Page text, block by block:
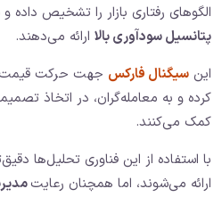
الگوهای رفتاری بازار را تشخیص داده
پتانسیل سودآوری بالا ارائه می‌دهند.
این سیگنال‌ فارکس جهت حرکت قیمت
کرده و به معامله‌گران، در اتخاذ
کمک می‌کنند.
با استفاده از این فناوری تحلیل‌ها
ارائه می‌شوند، اما همچنان رعایت